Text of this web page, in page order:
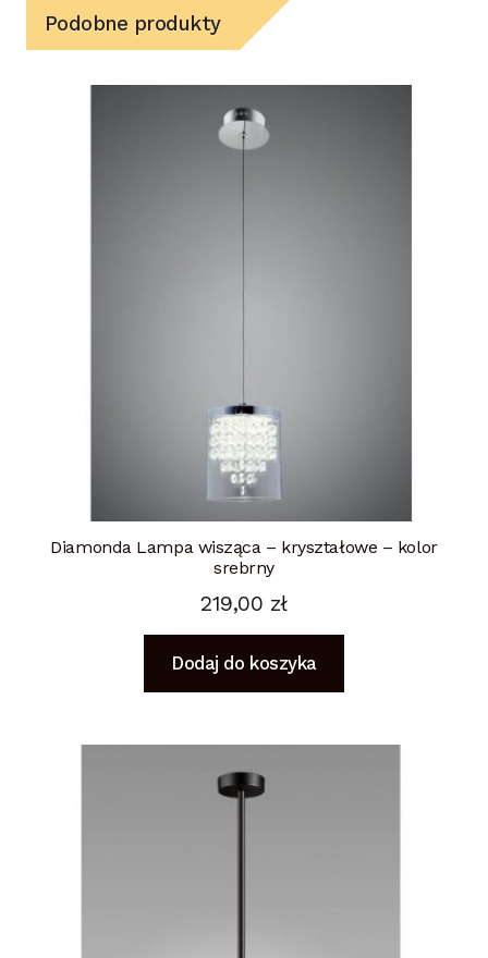
Podobne produkty
Diamonda Lampa wisząca – kryształowe – kolor
srebrny
219,00 zł
Dodaj do koszyka